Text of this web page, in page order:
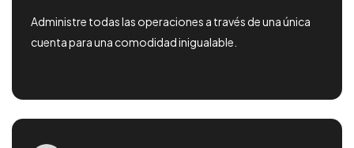
Administre todas las operaciones a través de una única
cuenta para una comodidad inigualable.